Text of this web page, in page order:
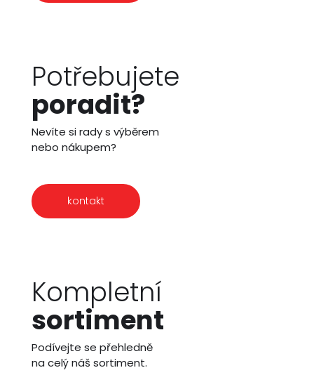
Potřebujete
poradit?
Nevíte si rady s výběrem
nebo nákupem?
kontakt
Kompletní
sortiment
Podívejte se přehledně
na celý náš sortiment.